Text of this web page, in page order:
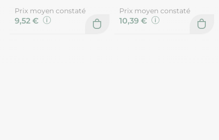
Prix moyen constaté
9,52 €
Prix moyen constaté
10,39 €